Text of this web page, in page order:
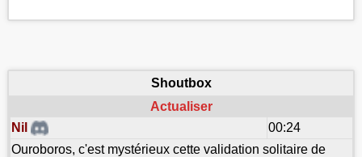
Shoutbox
Actualiser
Nil
00:24
Ouroboros, c'est mystérieux cette validation solitaire de